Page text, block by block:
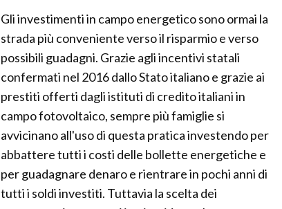
Gli investimenti in campo energetico sono ormai la
strada più conveniente verso il risparmio e verso
possibili guadagni. Grazie agli incentivi statali
confermati nel 2016 dallo Stato italiano e grazie ai
prestiti offerti dagli istituti di credito italiani in
campo fotovoltaico, sempre più famiglie si
avvicinano all'uso di questa pratica investendo per
abbattere tutti i costi delle bollette energetiche e
per guadagnare denaro e rientrare in pochi anni di
tutti i soldi investiti. Tuttavia la scelta dei